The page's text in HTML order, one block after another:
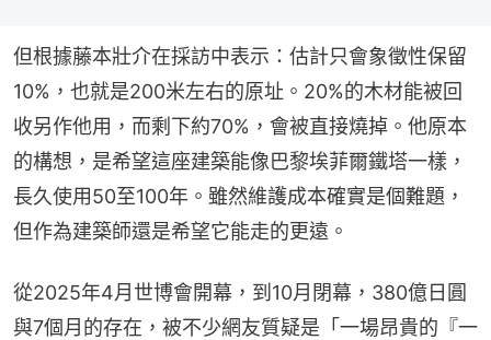
但根據藤本壯介在採訪中表示：估計只會象徵性保留
10%，也就是200米左右的原址。20%的木材能被回
收另作他用，而剩下約70%，會被直接燒掉。他原本
的構想，是希望這座建築能像巴黎埃菲爾鐵塔一樣，
長久使用50至100年。雖然維護成本確實是個難題，
但作為建築師還是希望它能走的更遠。
從2025年4月世博會開幕，到10月閉幕，380億日圓
與7個月的存在，被不少網友質疑是「一場昂貴的『一